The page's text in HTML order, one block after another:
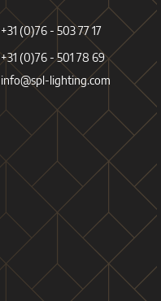
+31 (0)76 - 503 77 17
+31 (0)76 - 501 78 69
info@spl-lighting.com